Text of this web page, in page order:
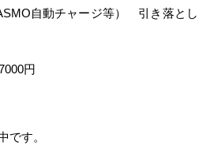
自動チャージ等） 引き落とし
円
です。